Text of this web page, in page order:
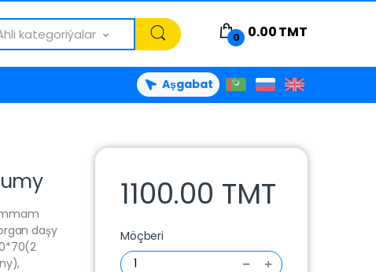
kategoriýalar 0 0.00TMT
Aşgabat
daşy
1100.00 TMT
Möçberi